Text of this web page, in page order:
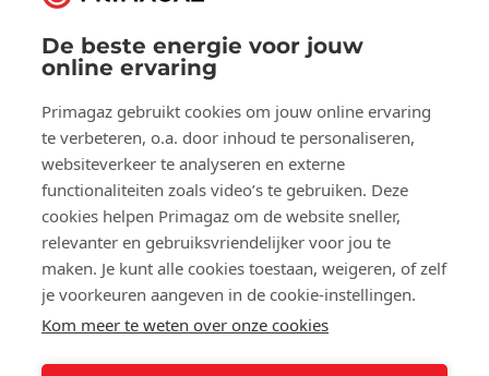
De beste energie voor jouw
online ervaring
Primagaz gebruikt cookies om jouw online ervaring
te verbeteren, o.a. door inhoud te personaliseren,
websiteverkeer te analyseren en externe
functionaliteiten zoals video’s te gebruiken. Deze
cookies helpen Primagaz om de website sneller,
relevanter en gebruiksvriendelijker voor jou te
maken. Je kunt alle cookies toestaan, weigeren, of zelf
je voorkeuren aangeven in de cookie-instellingen.
Kom meer te weten over onze cookies
Volg ons op:
LinkedIn
Over Primagaz
Hulp en advies
Onze tools